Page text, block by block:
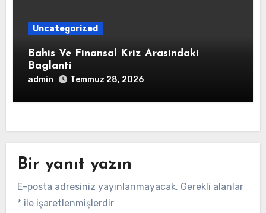
Uncategorized
Bahis Ve Finansal Kriz Arasindaki
Baglanti
admin Temmuz 28, 2026
Bir yanıt yazın
E-posta adresiniz yayınlanmayacak. Gerekli alanlar
* ile işaretlenmişlerdir